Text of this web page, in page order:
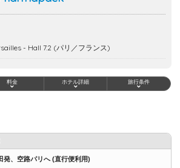
- Hall 7.2 (パリ／フランス)
料金 ホテル詳細 旅行条件
発、空路パリへ (直行便利用)